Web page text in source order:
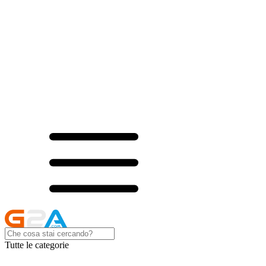
Tutte le categorie